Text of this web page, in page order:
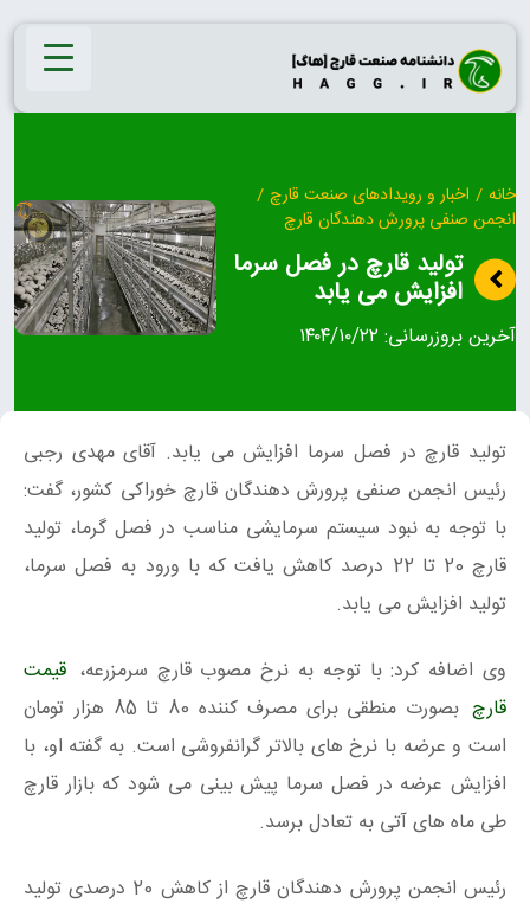
Skip
content
خانه / اخبار و رویدادهای صنعت قارچ /
انجمن صنفی پرورش دهندگان قارچ
تولید قارچ در فصل سرما
افزایش می یابد
آخرین بروزرسانی: ۱۴۰۴/۱۰/۲۲
تولید قارچ در فصل سرما افزایش می یابد. آقای مهدی رجبی
رئیس انجمن صنفی پرورش دهندگان قارچ خوراکی کشور، گفت:
با توجه به نبود سیستم سرمایشی مناسب در فصل گرما، تولید
قارچ 20 تا 22 درصد کاهش یافت که با ورود به فصل سرما،
تولید افزایش می یابد.
وی اضافه کرد: با توجه به نرخ مصوب قارچ سرمزرعه، قیمت
قارچ
بصورت منطقی برای مصرف کننده 80 تا 85 هزار تومان
است و عرضه با نرخ های بالاتر گرانفروشی است. به گفته او، با
افزایش عرضه در فصل سرما پیش بینی می شود که بازار قارچ
طی ماه های آتی به تعادل برسد.
رئیس انجمن پرورش دهندگان قارچ از کاهش 20 درصدی تولید